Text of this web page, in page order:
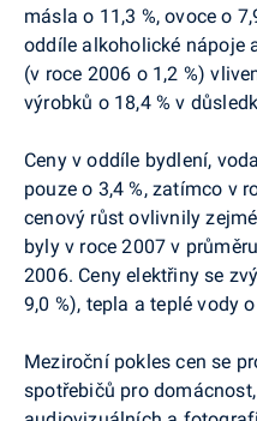
másla o 11,3 %, ovoce o
oddíle alkoholické nápoje
(v roce 2006 o 1,2 %)
výrobků o 18,4 % v
Ceny v oddíle bydlení,
pouze o 3,4 %, zatímco v
cenový růst ovlivnily
byly v roce 2007 v
2006. Ceny elektřiny se
9,0 %), tepla a teplé vody
Meziroční pokles cen se
spotřebičů pro